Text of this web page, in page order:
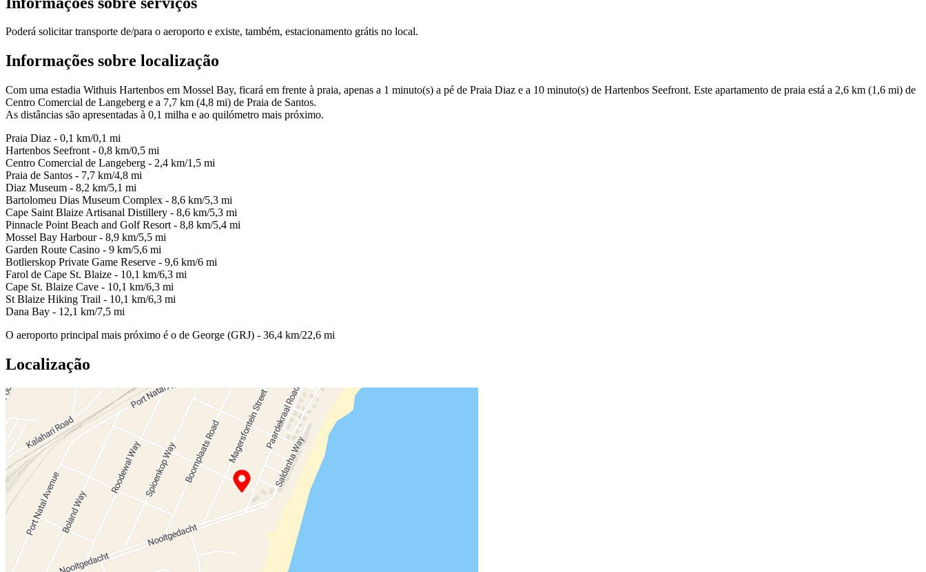
Poderá solicitar transporte de/para o aeroporto e existe, também, estacionamento grátis no local.
Informações sobre localização
Com uma estadia Withuis Hartenbos em Mossel Bay, ficará em frente à praia, apenas a 1 minuto(s) a pé de Praia Diaz e a 10 minuto(s) de Hartenbos Seefront. Este apartamento de praia está a 2,6 km (1,6 mi) de
Centro Comercial de Langeberg e a 7,7 km (4,8 mi) de Praia de Santos.
As distâncias são apresentadas à 0,1 milha e ao quilómetro mais próximo.
Praia Diaz - 0,1 km/0,1 mi
Hartenbos Seefront - 0,8 km/0,5 mi
Centro Comercial de Langeberg - 2,4 km/1,5 mi
Praia de Santos - 7,7 km/4,8 mi
Diaz Museum - 8,2 km/5,1 mi
Bartolomeu Dias Museum Complex - 8,6 km/5,3 mi
Cape Saint Blaize Artisanal Distillery - 8,6 km/5,3 mi
Pinnacle Point Beach and Golf Resort - 8,8 km/5,4 mi
Mossel Bay Harbour - 8,9 km/5,5 mi
Garden Route Casino - 9 km/5,6 mi
Botlierskop Private Game Reserve - 9,6 km/6 mi
Farol de Cape St. Blaize - 10,1 km/6,3 mi
Cape St. Blaize Cave - 10,1 km/6,3 mi
St Blaize Hiking Trail - 10,1 km/6,3 mi
Dana Bay - 12,1 km/7,5 mi
O aeroporto principal mais próximo é o de George (GRJ) - 36,4 km/22,6 mi
Localização